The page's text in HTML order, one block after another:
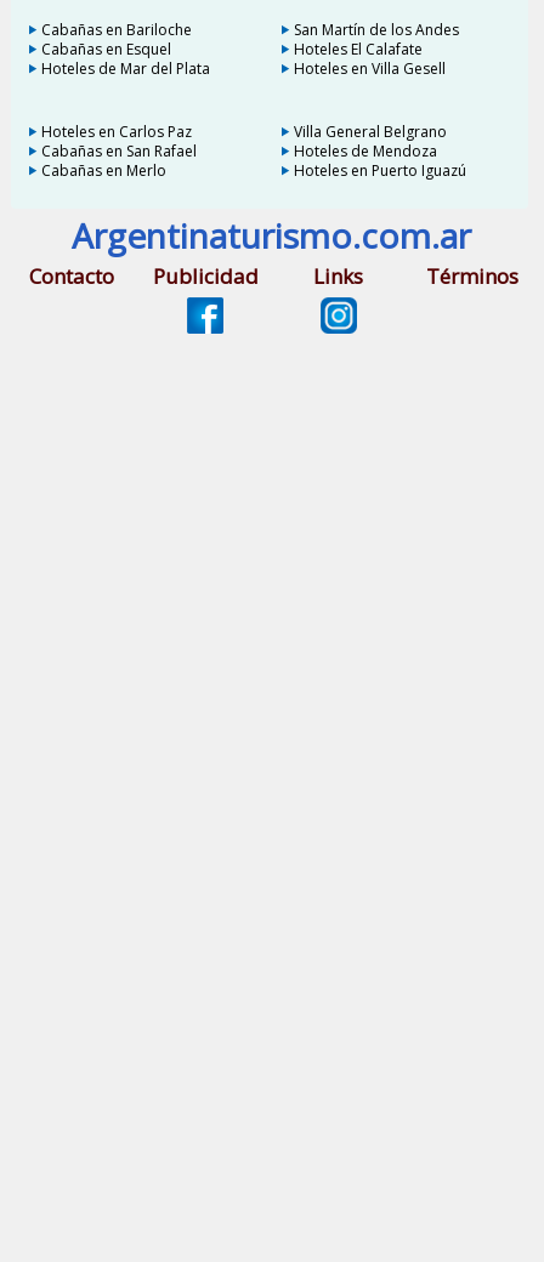
Cabañas en Bariloche
San Martín de los Andes
Cabañas en Esquel
Hoteles El Calafate
Hoteles de Mar del Plata
Hoteles en Villa Gesell
Hoteles en Carlos Paz
Villa General Belgrano
Cabañas en San Rafael
Hoteles de Mendoza
Cabañas en Merlo
Hoteles en Puerto Iguazú
Argentinaturismo.com.ar
Contacto Publicidad Links Términos